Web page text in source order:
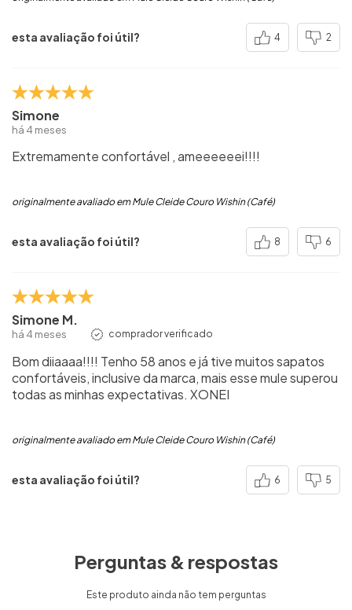
esta avaliação foi útil? 4 2
Simone
há 4 meses
Extremamente confortável , ameeeeeei!!!!
originalmente avaliado em Mule Cleide Couro Wishin (Café)
esta avaliação foi útil? 8 6
Simone M.
há 4 meses comprador verificado
Bom diiaaaa!!!! Tenho 58 anos e já tive muitos sapatos
confortáveis, inclusive da marca, mais esse mule superou
todas as minhas expectativas. XONEI
originalmente avaliado em Mule Cleide Couro Wishin (Café)
esta avaliação foi útil? 6 5
Perguntas & respostas
Este produto ainda não tem perguntas